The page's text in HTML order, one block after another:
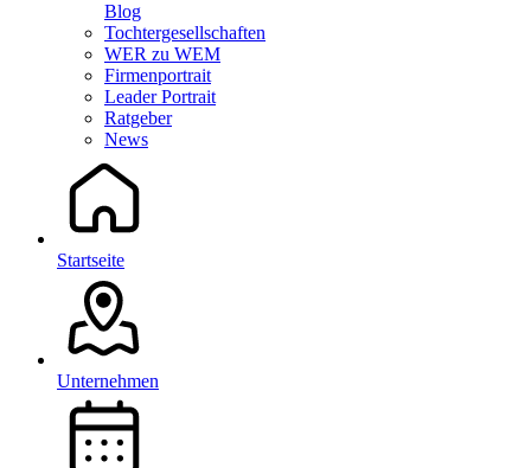
Blog
Tochtergesellschaften
WER zu WEM
Firmenportrait
Leader Portrait
Ratgeber
News
Startseite
Unternehmen